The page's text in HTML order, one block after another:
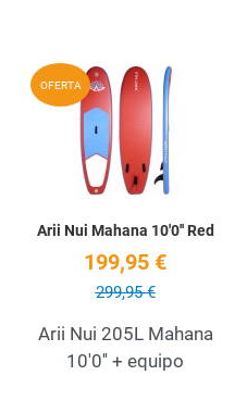
Add to Wishlist
OFERTA
Arii Nui Mahana 10'0'' Red
199,95 €
299,95 €
Arii Nui 205L Mahana
10'0'' + equipo